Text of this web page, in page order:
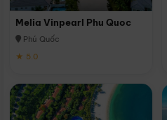
Melia Vinpearl Phu Quoc
Phú Quốc
★ 5.0